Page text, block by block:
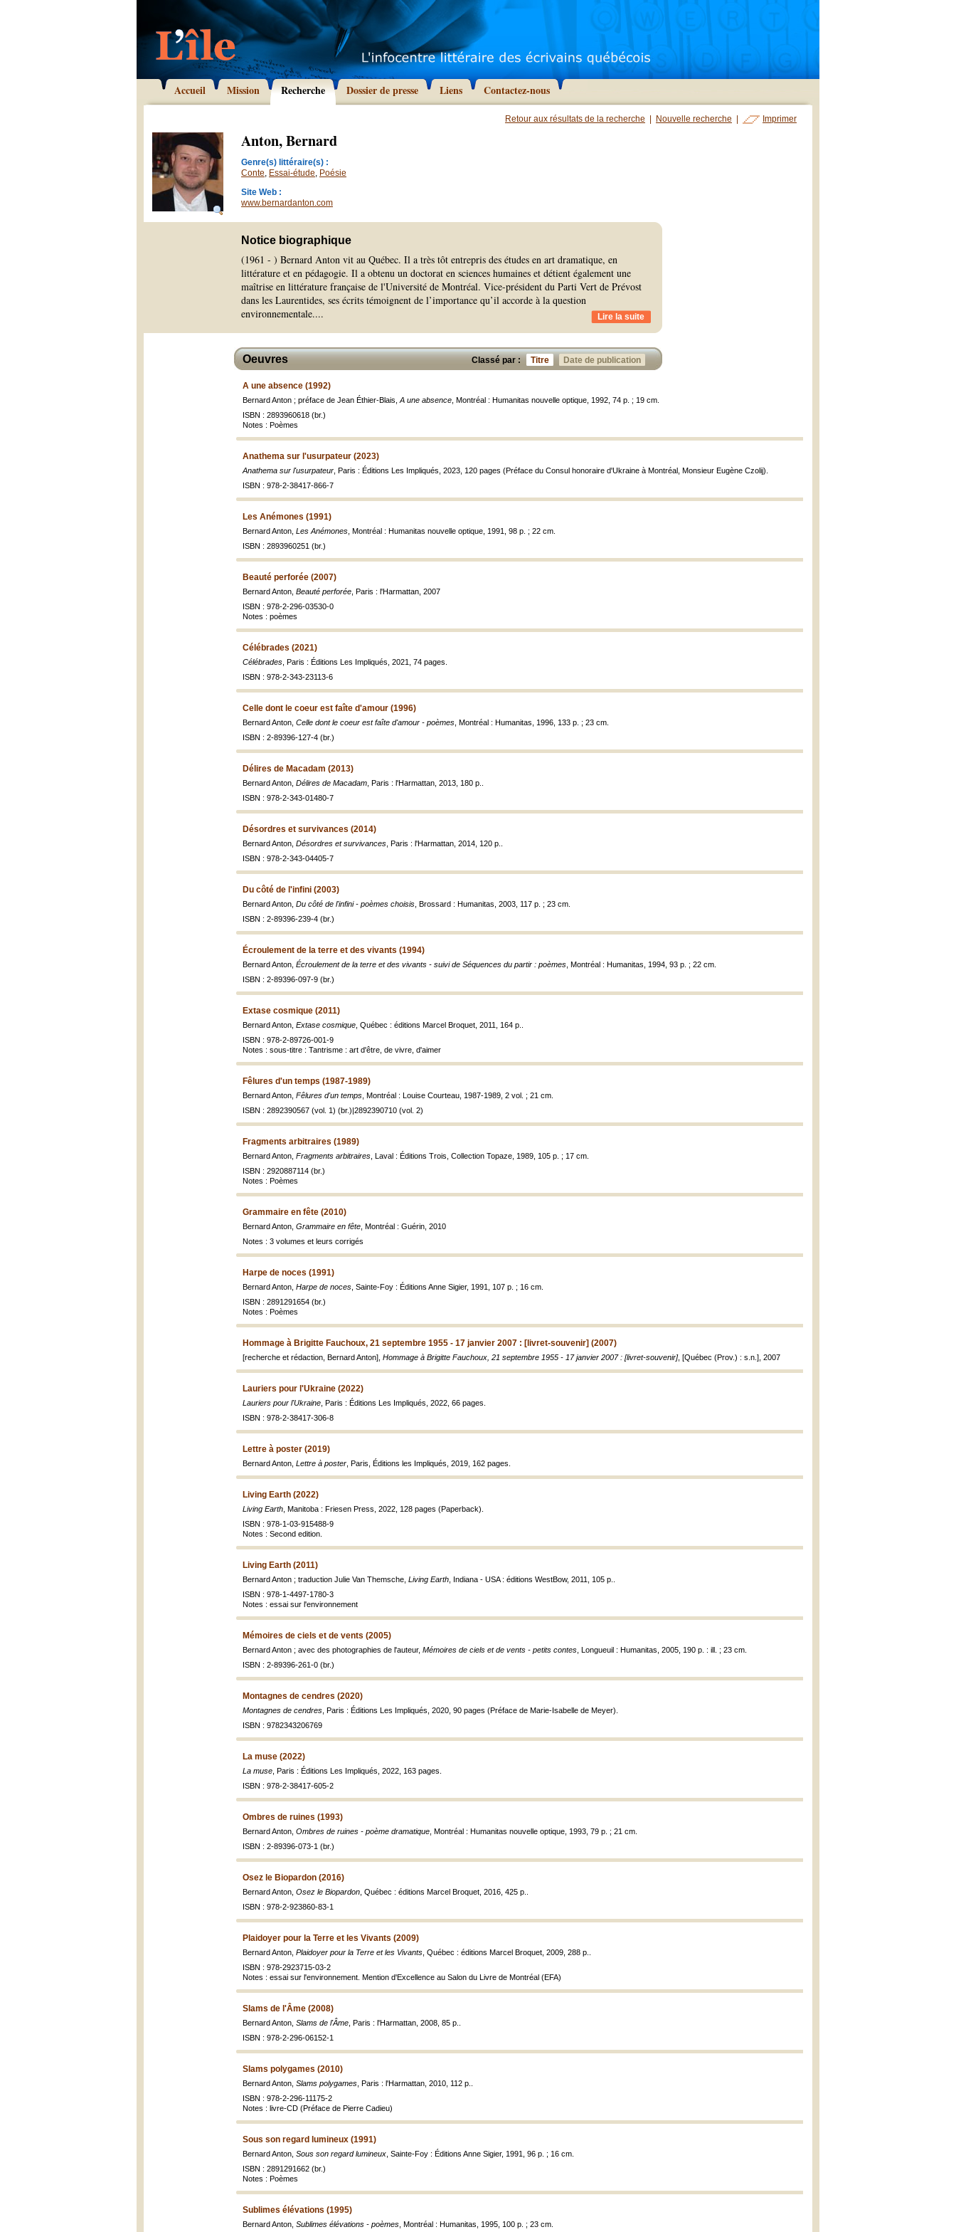
Accueil Mission Recherche Dossier de presse Liens Contactez-nous
Retour aux résultats de la recherche Nouvelle recherche Imprimer
Anton, Bernard
Genre(s) littéraire(s) :
Conte, Essai-étude, Poésie
Site Web :
www.bernardanton.com
Notice biographique
(1961 - ) Bernard Anton vit au Québec. Il a très tôt entrepris des études en art dramatique, en
littérature et en pédagogie. Il a obtenu un doctorat en sciences humaines et détient également une
maîtrise en littérature française de l'Université de Montréal. Vice-président du Parti Vert de Prévost
dans les Laurentides, ses écrits témoignent de l’importance qu’il accorde à la question
environnementale.... Lire la suite
Classé par : Titre Date de publication
Oeuvres
A une absence (1992)
Bernard Anton ; préface de Jean Éthier-Blais, A une absence , Montréal : Humanitas nouvelle optique, 1992, 74 p. ; 19 cm.
ISBN : 2893960618 (br.)
Notes : Poèmes
Anathema sur l'usurpateur (2023)
Anathema sur l'usurpateur , Paris : Éditions Les Impliqués, 2023, 120 pages (Préface du Consul honoraire d'Ukraine à Montréal, Monsieur Eugène Czolij).
ISBN : 978-2-38417-866-7
Les Anémones (1991)
Bernard Anton, Les Anémones , Montréal : Humanitas nouvelle optique, 1991, 98 p. ; 22 cm.
ISBN : 2893960251 (br.)
Beauté perforée (2007)
Bernard Anton, Beauté perforée , Paris : l'Harmattan, 2007
ISBN : 978-2-296-03530-0
Notes : poèmes
Célébrades (2021)
Célébrades , Paris : Éditions Les Impliqués, 2021, 74 pages.
ISBN : 978-2-343-23113-6
Celle dont le coeur est faîte d'amour (1996)
Bernard Anton, Celle dont le coeur est faîte d'amour - poèmes , Montréal : Humanitas, 1996, 133 p. ; 23 cm.
ISBN : 2-89396-127-4 (br.)
Délires de Macadam (2013)
Bernard Anton, Délires de Macadam , Paris : l'Harmattan, 2013, 180 p..
ISBN : 978-2-343-01480-7
Désordres et survivances (2014)
Bernard Anton, Désordres et survivances , Paris : l'Harmattan, 2014, 120 p..
ISBN : 978-2-343-04405-7
Du côté de l'infini (2003)
Bernard Anton, Du côté de l'infini - poèmes choisis , Brossard : Humanitas, 2003, 117 p. ; 23 cm.
ISBN : 2-89396-239-4 (br.)
Écroulement de la terre et des vivants (1994)
Bernard Anton, Écroulement de la terre et des vivants - suivi de Séquences du partir : poèmes , Montréal : Humanitas, 1994, 93 p. ; 22 cm.
ISBN : 2-89396-097-9 (br.)
Extase cosmique (2011)
Bernard Anton, Extase cosmique , Québec : éditions Marcel Broquet, 2011, 164 p..
ISBN : 978-2-89726-001-9
Notes : sous-titre : Tantrisme : art d'être, de vivre, d'aimer
Fêlures d'un temps (1987-1989)
Bernard Anton, Fêlures d'un temps , Montréal : Louise Courteau, 1987-1989, 2 vol. ; 21 cm.
ISBN : 2892390567 (vol. 1) (br.)|2892390710 (vol. 2)
Fragments arbitraires (1989)
Bernard Anton, Fragments arbitraires , Laval : Éditions Trois, Collection Topaze, 1989, 105 p. ; 17 cm.
ISBN : 2920887114 (br.)
Notes : Poèmes
Grammaire en fête (2010)
Bernard Anton, Grammaire en fête , Montréal : Guérin, 2010
Notes : 3 volumes et leurs corrigés
Harpe de noces (1991)
Bernard Anton, Harpe de noces , Sainte-Foy : Éditions Anne Sigier, 1991, 107 p. ; 16 cm.
ISBN : 2891291654 (br.)
Notes : Poèmes
Hommage à Brigitte Fauchoux, 21 septembre 1955 - 17 janvier 2007 : [livret-souvenir] (2007)
[recherche et rédaction, Bernard Anton], Hommage à Brigitte Fauchoux, 21 septembre 1955 - 17 janvier 2007 : [livret-souvenir], [Québec (Prov.) : s.n.], 2007
Lauriers pour l'Ukraine (2022)
Lauriers pour l'Ukraine , Paris : Éditions Les Impliqués, 2022, 66 pages.
ISBN : 978-2-38417-306-8
Lettre à poster (2019)
Bernard Anton, Lettre à poster , Paris, Éditions les Impliqués, 2019, 162 pages.
Living Earth (2022)
Living Earth , Manitoba : Friesen Press, 2022, 128 pages (Paperback).
ISBN : 978-1-03-915488-9
Notes : Second edition.
Living Earth (2011)
Bernard Anton ; traduction Julie Van Themsche, Living Earth , Indiana - USA : éditions WestBow, 2011, 105 p..
ISBN : 978-1-4497-1780-3
Notes : essai sur l'environnement
Mémoires de ciels et de vents (2005)
Bernard Anton ; avec des photographies de l'auteur, Mémoires de ciels et de vents - petits contes , Longueuil : Humanitas, 2005, 190 p. : ill. ; 23 cm.
ISBN : 2-89396-261-0 (br.)
Montagnes de cendres (2020)
Montagnes de cendres , Paris : Éditions Les Impliqués, 2020, 90 pages (Préface de Marie-Isabelle de Meyer).
ISBN : 9782343206769
La muse (2022)
La muse , Paris : Éditions Les Impliqués, 2022, 163 pages.
ISBN : 978-2-38417-605-2
Ombres de ruines (1993)
Bernard Anton, Ombres de ruines - poème dramatique , Montréal : Humanitas nouvelle optique, 1993, 79 p. ; 21 cm.
ISBN : 2-89396-073-1 (br.)
Osez le Biopardon (2016)
Bernard Anton, Osez le Biopardon , Québec : éditions Marcel Broquet, 2016, 425 p..
ISBN : 978-2-923860-83-1
Plaidoyer pour la Terre et les Vivants (2009)
Bernard Anton, Plaidoyer pour la Terre et les Vivants , Québec : éditions Marcel Broquet, 2009, 288 p..
ISBN : 978-2923715-03-2
Notes : essai sur l'environnement. Mention d'Excellence au Salon du Livre de Montréal (EFA)
Slams de l'Âme (2008)
Bernard Anton, Slams de l'Âme , Paris : l'Harmattan, 2008, 85 p..
ISBN : 978-2-296-06152-1
Slams polygames (2010)
Bernard Anton, Slams polygames , Paris : l'Harmattan, 2010, 112 p..
ISBN : 978-2-296-11175-2
Notes : livre-CD (Préface de Pierre Cadieu)
Sous son regard lumineux (1991)
Bernard Anton, Sous son regard lumineux , Sainte-Foy : Éditions Anne Sigier, 1991, 96 p. ; 16 cm.
ISBN : 2891291662 (br.)
Notes : Poèmes
Sublimes élévations (1995)
Bernard Anton, Sublimes élévations - poèmes , Montréal : Humanitas, 1995, 100 p. ; 23 cm.